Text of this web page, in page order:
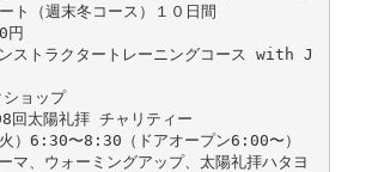
ト（週末冬コース）１０日間
円
ンストラクタートレーニングコース with J
ョップ
回太陽礼拝 チャリティー
）6:30〜8:30（ドアオープン6:00〜）
マ、ウォーミングアップ、太陽礼拝ハタヨ